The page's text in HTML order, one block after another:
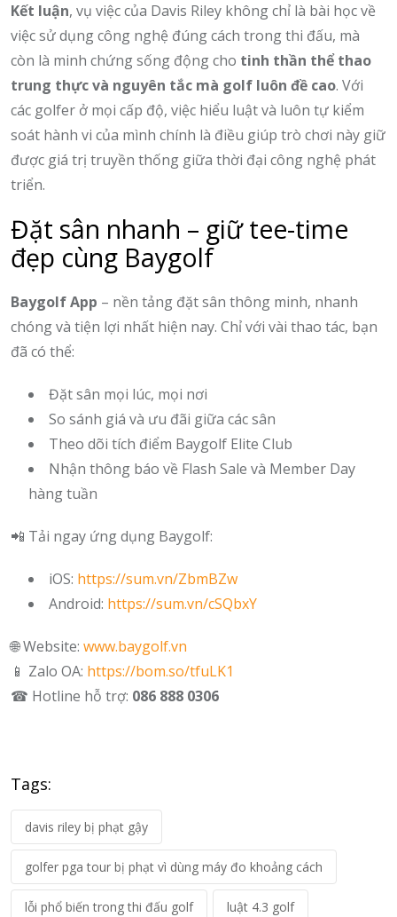
Kết luận, vụ việc của Davis Riley không chỉ là bài học về
việc sử dụng công nghệ đúng cách trong thi đấu, mà
còn là minh chứng sống động cho tinh thần thể thao
trung thực và nguyên tắc mà golf luôn đề cao. Với
các golfer ở mọi cấp độ, việc hiểu luật và luôn tự kiểm
soát hành vi của mình chính là điều giúp trò chơi này giữ
được giá trị truyền thống giữa thời đại công nghệ phát
triển.
Đặt sân nhanh – giữ tee-time
đẹp cùng Baygolf
Baygolf App – nền tảng đặt sân thông minh, nhanh
chóng và tiện lợi nhất hiện nay. Chỉ với vài thao tác, bạn
đã có thể:
Đặt sân mọi lúc, mọi nơi
So sánh giá và ưu đãi giữa các sân
Theo dõi tích điểm Baygolf Elite Club
Nhận thông báo về Flash Sale và Member Day
hàng tuần
📲 Tải ngay ứng dụng Baygolf:
iOS: https://sum.vn/ZbmBZw
Android: https://sum.vn/cSQbxY
🌐 Website: www.baygolf.vn
📱 Zalo OA: https://bom.so/tfuLK1
☎ Hotline hỗ trợ: 086 888 0306
Tags:
davis riley bị phạt gậy
golfer pga tour bị phạt vì dùng máy đo khoảng cách
lỗi phổ biến trong thi đấu golf luật 4.3 golf